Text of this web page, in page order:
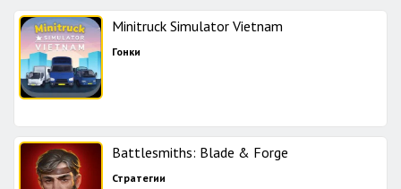
Minitruck Simulator Vietnam
Гонки
Battlesmiths: Blade & Forge
Стратегии